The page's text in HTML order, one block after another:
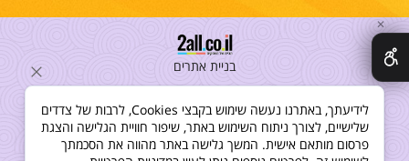
בניית אתרים
✕
לידיעתך, באתרנו נעשה שימוש בקבצי Cookies, לרבות של צדדים
שלישיים, לצורך ניתוח השימוש באתר, שיפור חוויית הגלישה והצגת
פרסום מותאם אישית. המשך גלישה באתר מהווה את הסכמתך